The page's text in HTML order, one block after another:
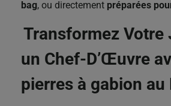
bag, ou directement préparées
Transformez Votre
un Chef-D’Œuvre
pierres à gabion au